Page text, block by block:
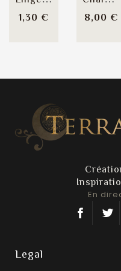
1,30 € 8,00 €
En
Legal